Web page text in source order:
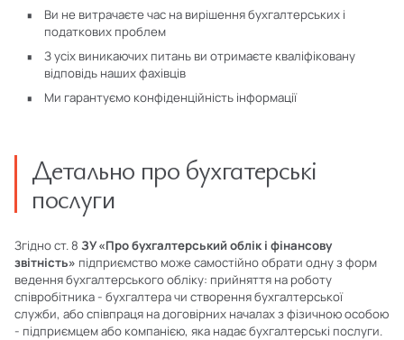
Ви не витрачаєте час на вирішення бухгалтерських і
податкових проблем
З усіх виникаючих питань ви отримаєте кваліфіковану
відповідь наших фахівців
Ми гарантуємо конфіденційність інформації
Детально про бухгатерські
послуги
Згідно ст. 8ЗУ «Про бухгалтерський облік і фінансову
звітність» підприємство може самостійно обрати одну з форм
ведення бухгалтерського обліку: прийняття на роботу
співробітника - бухгалтера чи створення бухгалтерської
служби, або співпраця на договірних началах з фізичною особою
- підприємцем або компанією, яка надає бухгалтерські послуги.